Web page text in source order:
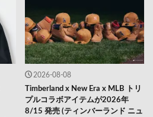
2026-08-08
Timberland x New Era x MLB トリ
プルコラボアイテムが2026年
8/15 発売 (ティンバーランド ニュ